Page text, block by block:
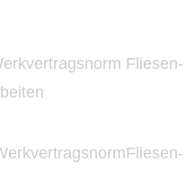
Fliesen-